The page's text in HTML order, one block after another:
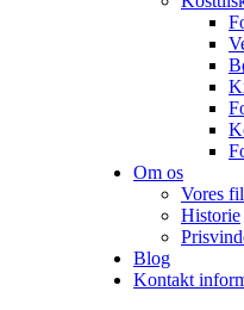
Om os
Vores
Historie
Blog
Kontakt